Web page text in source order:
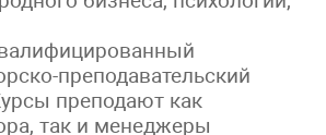
преподавательский
преподают как
так и менеджеры